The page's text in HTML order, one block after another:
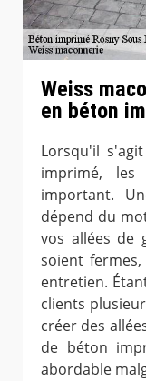
Weiss
en béton
Lorsqu'il
imprimé,
important.
dépend du
vos allées de
soient
entretien.
clients
créer des
de béton
abordable